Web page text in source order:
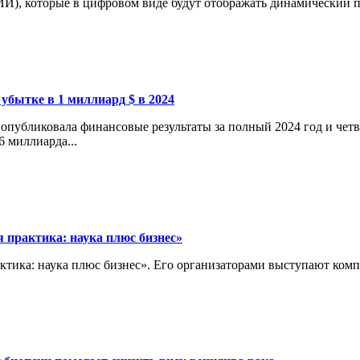
которые в цифровом виде будут отображать динамический
в 1 миллиард $ в 2024
финансовые результаты за полный 2024 год и
миллиарда...
наука плюс бизнес»
наука плюс бизнес». Его организаторами выступают